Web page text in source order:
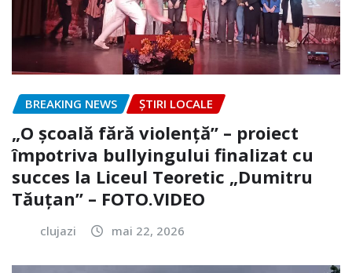
BREAKING NEWS ȘTIRI LOCALE
„O școală fără violență” – proiect
împotriva bullyingului finalizat cu
succes la Liceul Teoretic „Dumitru
Tăuțan” – FOTO.VIDEO
clujazi mai 22, 2026